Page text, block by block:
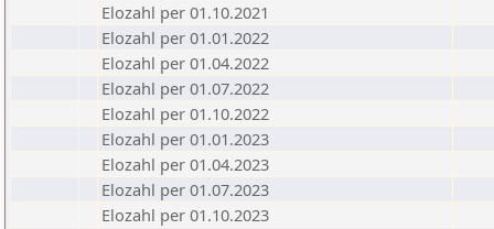
Elozahl per 01.10.2021
Elozahl per 01.01.2022
Elozahl per 01.04.2022
Elozahl per 01.07.2022
Elozahl per 01.10.2022
Elozahl per 01.01.2023
Elozahl per 01.04.2023
Elozahl per 01.07.2023
Elozahl per 01.10.2023